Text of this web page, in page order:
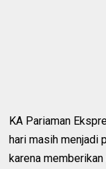
KA Pariaman
hari masih menjadi
karena